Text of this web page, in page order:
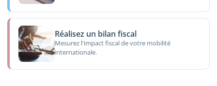
Réalisez un bilan fiscal
Mesurez l'impact fiscal de votre mobilité
internationale.